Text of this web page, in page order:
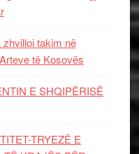
takim në
të Kosovës
E SHQIPËRISË
TRYEZË E